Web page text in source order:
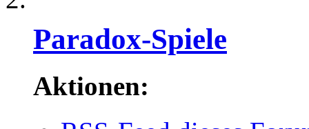
Paradox-Spiele
Aktionen: